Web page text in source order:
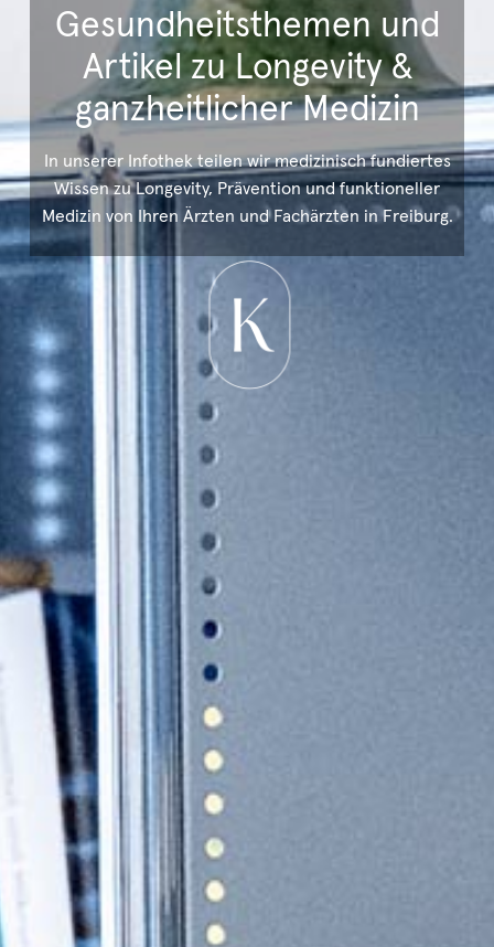
Gesundheitsthemen und
Artikel zu Longevity &
ganzheitlicher Medizin
In unserer Infothek teilen wir medizinisch fundiertes
Wissen zu Longevity, Prävention und funktioneller
Medizin von Ihren Ärzten und Fachärzten in Freiburg.